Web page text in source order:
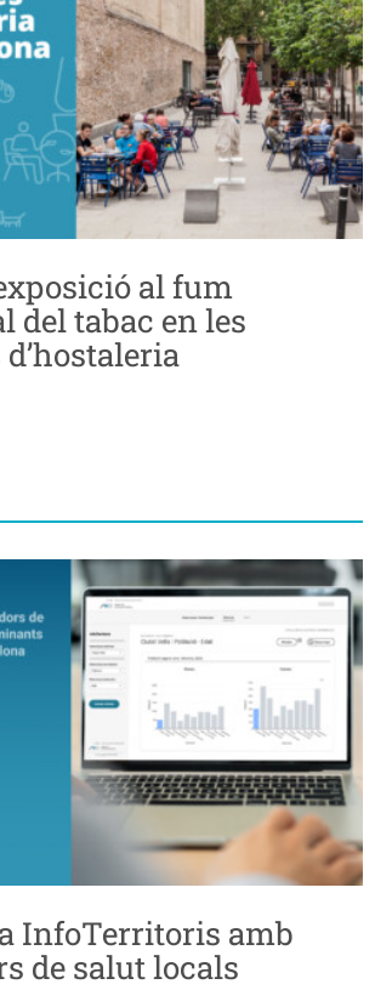
al fum
del tabac en les
InfoTerritoris amb
de salut locals